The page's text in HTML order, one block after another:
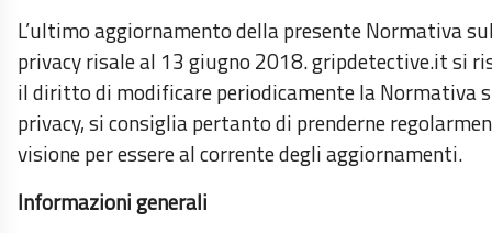
L’ultimo aggiornamento della presente Normativa
privacy risale al 13 giugno 2018. gripdetective.it si
il diritto di modificare periodicamente la Normativa
privacy, si consiglia pertanto di prenderne
visione per essere al corrente degli aggiornamenti.
Informazioni generali